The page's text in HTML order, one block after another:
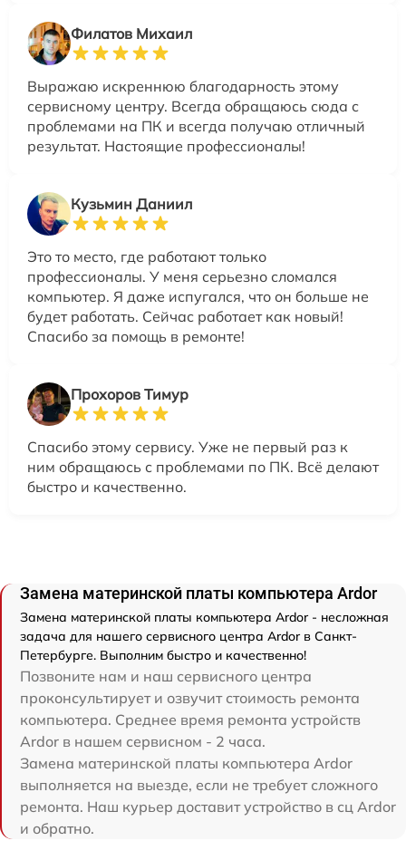
Филатов Михаил
Выражаю искреннюю благодарность этому
сервисному центру. Всегда обращаюсь сюда с
проблемами на ПК и всегда получаю отличный
результат. Настоящие профессионалы!
Кузьмин Даниил
Это то место, где работают только
профессионалы. У меня серьезно сломался
компьютер. Я даже испугался, что он больше не
будет работать. Сейчас работает как новый!
Спасибо за помощь в ремонте!
Прохоров Тимур
Спасибо этому сервису. Уже не первый раз к
ним обращаюсь с проблемами по ПК. Всё делают
быстро и качественно.
Замена материнской платы компьютера Ardor
Замена материнской платы компьютера Ardor - несложная
задача для нашего сервисного центра Ardor в Санкт-
Петербурге. Выполним быстро и качественно!
Позвоните нам и наш сервисного центра
проконсультирует и озвучит стоимость ремонта
компьютера. Среднее время ремонта устройств
Ardor в нашем сервисном - 2 часа.
Замена материнской платы компьютера Ardor
выполняется на выезде, если не требует сложного
ремонта. Наш курьер доставит устройство в сц Ardor
и обратно.